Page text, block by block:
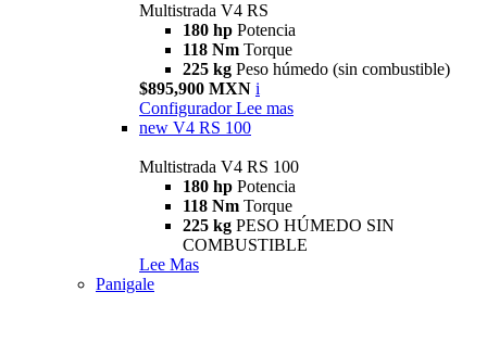
Multistrada V4 RS
180 hp Potencia
118 Nm Torque
225 kg Peso húmedo (sin combustible)
$895,900 MXN i
Configurador Lee mas
new V4 RS 100
Multistrada V4 RS 100
180 hp Potencia
118 Nm Torque
225 kg PESO HÚMEDO SIN
COMBUSTIBLE
Lee Mas
Panigale